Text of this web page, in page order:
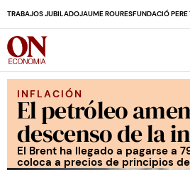
TRABAJOS JUBILADOJAUME ROURESFUNDACIÓ PERE
INFLACIÓN
El petróleo
descenso de la
El Brent ha llegado a pagarse a
coloca a precios de principios